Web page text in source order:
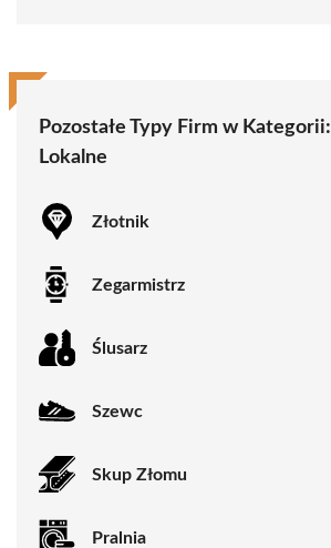
Pozostałe Typy Firm w Kategorii:
Lokalne
Złotnik
Zegarmistrz
Ślusarz
Szewc
Skup Złomu
Pralnia